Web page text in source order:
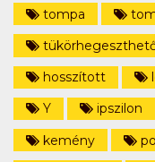
tompa
hosszított
Y
ipszilon
kemény